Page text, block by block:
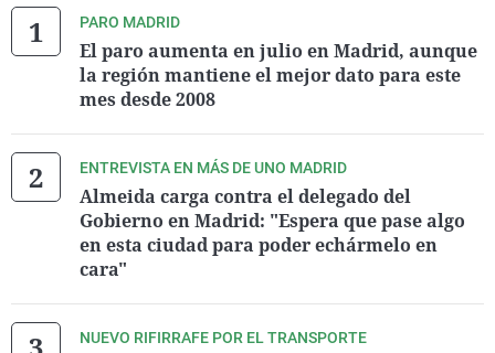
PARO MADRID
El paro aumenta en julio en Madrid, aunque
la región mantiene el mejor dato para este
mes desde 2008
ENTREVISTA EN MÁS DE UNO MADRID
Almeida carga contra el delegado del
Gobierno en Madrid: "Espera que pase algo
en esta ciudad para poder echármelo en
cara"
NUEVO RIFIRRAFE POR EL TRANSPORTE